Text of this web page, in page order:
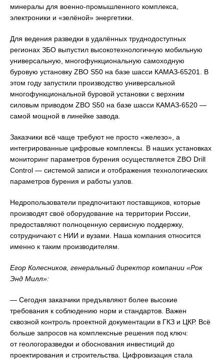
минералы для военно-промышленного комплекса,
электроники и «зелёной» энергетики.
Для ведения разведки в удалённых труднодоступных
регионах ЗБО выпустил высокотехнологичную мобильную
универсальную, многофункциональную самоходную
буровую установку ZBO S50 на базе шасси КАМАЗ-65201. В
этом году запустили производство универсальной
многофункциональной буровой установки с верхним
силовым приводом ZBO S50 на базе шасси КАМАЗ-6520 —
самой мощной в линейке завода.
Заказчики всё чаще требуют не просто «железо», а
интегрированные цифровые комплексы. В наших установках
мониторинг параметров бурения осуществляется ZBO Drill
Control — системой записи и отображения технологических
параметров бурения и работы узлов.
Недропользователи предпочитают поставщиков, которые
производят своё оборудование на территории России,
предоставляют полноценную сервисную поддержку,
сотрудничают с НИИ и вузами. Наша компания относится
именно к таким производителям.
Егор Колесников, генеральный директор компании «Рок
Энд Милл»:
— Сегодня заказчики предъявляют более высокие
требования к соблюдению норм и стандартов. Важен
сквозной контроль проектной документации в ГКЗ и ЦКР. Всё
больше запросов на комплексные решения под ключ:
от геологоразведки и обоснования инвестиций до
проектирования и строительства. Цифровизация стала